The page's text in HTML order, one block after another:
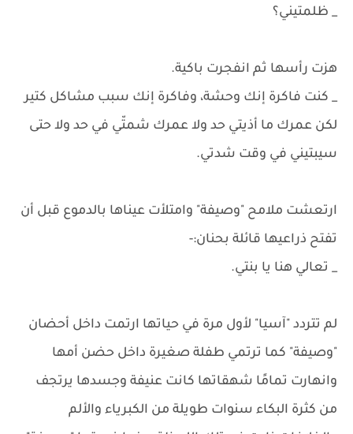
_ ظلمتيني؟
هزت رأسها ثم انفجرت باكية.
_ كنت فاكرة إنك وحشة، وفاكرة إنك سبب مشاكل كتير
لكن عمرك ما أذيتي حد ولا عمرك شمتّي في حد ولا حتى
سيبتيني في وقت شدتي.
ارتعشت ملامح "وصيفة" وامتلأت عيناها بالدموع قبل أن
تفتح ذراعيها قائلة بحنان:-
_ تعالي هنا يا بنتي.
لم تتردد "آسيا" لأول مرة في حياتها ارتمت داخل أحضان
"وصيفة" كما ترتمي طفلة صغيرة داخل حضن أمها
وانهارت تمامًا شهقاتها كانت عنيفة وجسدها يرتجف
من كثرة البكاء سنوات طويلة من الكبرياء والألم